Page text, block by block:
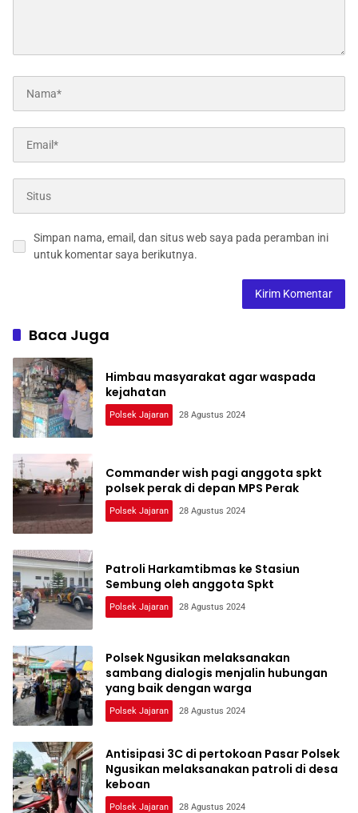
Simpan nama, email, dan situs web saya pada peramban ini
untuk komentar saya berikutnya.
Baca Juga
Himbau masyarakat agar waspada
kejahatan
Polsek Jajaran 28 Agustus 2024
Commander wish pagi anggota spkt
polsek perak di depan MPS Perak
Polsek Jajaran 28 Agustus 2024
Patroli Harkamtibmas ke Stasiun
Sembung oleh anggota Spkt
Polsek Jajaran 28 Agustus 2024
Polsek Ngusikan melaksanakan
sambang dialogis menjalin hubungan
yang baik dengan warga
Polsek Jajaran 28 Agustus 2024
Antisipasi 3C di pertokoan Pasar Polsek
Ngusikan melaksanakan patroli di desa
keboan
Polsek Jajaran 28 Agustus 2024